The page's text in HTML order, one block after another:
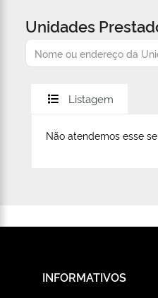
Unidades
Listagem
Não atendemos esse
INFORMATIVOS